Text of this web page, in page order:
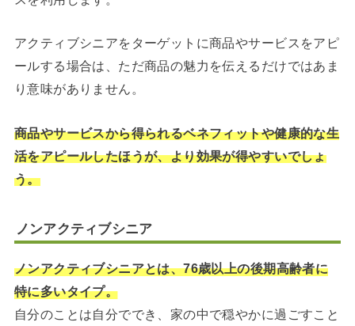
アクティブシニアをターゲットに商品やサービスをアピ
ールする場合は、ただ商品の魅力を伝えるだけではあま
り意味がありません。
商品やサービスから得られるベネフィットや健康的な生
活をアピールしたほうが、より効果が得やすいでしょ
う。
ノンアクティブシニア
ノンアクティブシニアとは、76歳以上の後期高齢者に
特に多いタイプ。
自分のことは自分ででき、家の中で穏やかに過ごすこと